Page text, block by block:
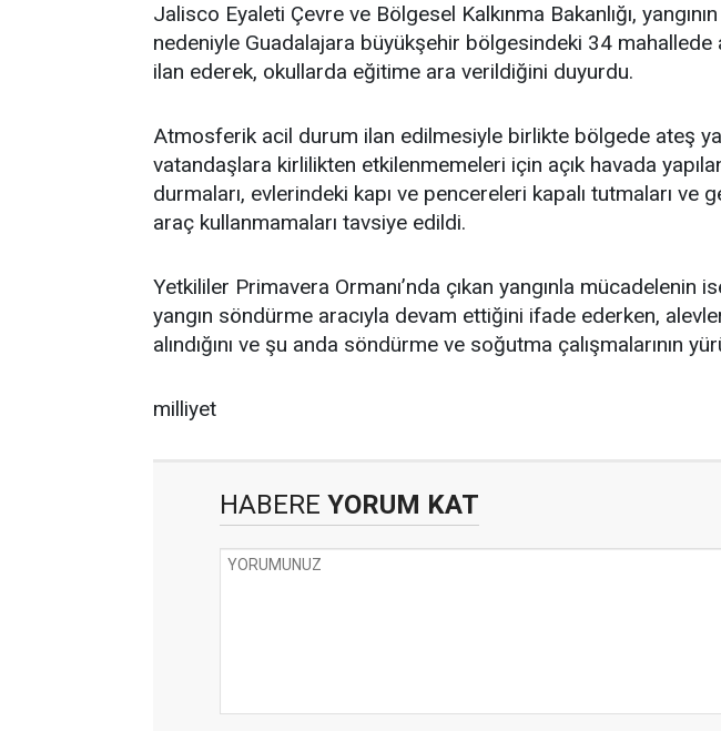
Jalisco Eyaleti Çevre ve Bölgesel Kalkınma Bakanlığı,
nedeniyle Guadalajara büyükşehir bölgesindeki 34
ilan ederek, okullarda eğitime ara verildiğini duyurdu.
Atmosferik acil durum ilan edilmesiyle birlikte bölgede ateş
vatandaşlara kirlilikten etkilenmemeleri için açık havada
durmaları, evlerindeki kapı ve pencereleri kapalı tutmaları ve
araç kullanmamaları tavsiye edildi.
Yetkililer Primavera Ormanı’nda çıkan yangınla mücadelenin
yangın söndürme aracıyla devam ettiğini ifade ederken,
alındığını ve şu anda söndürme ve soğutma çalışmalarının
milliyet
HABERE YORUM KAT